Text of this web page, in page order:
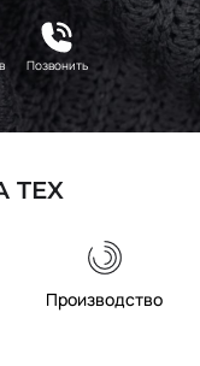
Позвонить
TEX
Производство